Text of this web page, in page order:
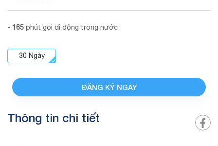
- 165 phút gọi di động trong nước
30 Ngày
ĐĂNG KÝ NGAY
Thông tin chi tiết